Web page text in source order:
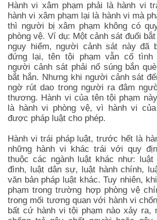
Hành vi xâm phạm phải là hành vi
hành vi xâm phạm lại là hành vi mà
thì người bị xâm phạm không có
phòng vệ. Ví dụ: Một cảnh sát đuổi
nguy hiểm, người cảnh sát này đã
đứng lại, tên tội phạm vẫn cố tình
người cảnh sát phải nổ súng bắn
bắt hắn. Nhưng khi người cảnh sát
ngờ rút dao trong người ra đâm
thương. Hành vi của tên tội phạm
là hành vi phòng vệ, vì hành vi
được pháp luật cho phép.
Hành vi trái pháp luật, trước hết là
những hành vi khác trái với quy
thuộc các ngành luật khác như: luật
đình, luật dân sự, luật hành chính,
văn bản pháp luật khác. Tuy nhiên,
phạm trong trường hợp phòng vệ
trong mối tương quan với hành vi
bất cứ hành vi tội phạm nào xảy ra,